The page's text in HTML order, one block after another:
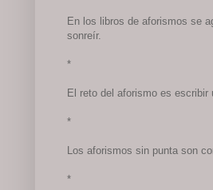
En los libros de aforismos se
sonreír.
*
El reto del aforismo es escribir
*
Los aforismos sin punta son
*